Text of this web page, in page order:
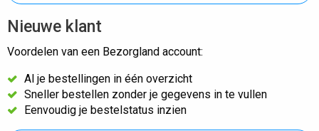
Nieuwe klant
Voordelen van een Bezorgland account:
Al je bestellingen in één overzicht
Sneller bestellen zonder je gegevens in te vullen
Eenvoudig je bestelstatus inzien